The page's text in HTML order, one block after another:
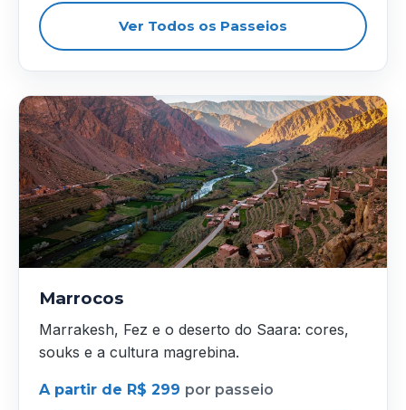
Ver Todos os Passeios
Marrocos
Marrakesh, Fez e o deserto do Saara: cores,
souks e a cultura magrebina.
A partir de R$ 299 por passeio